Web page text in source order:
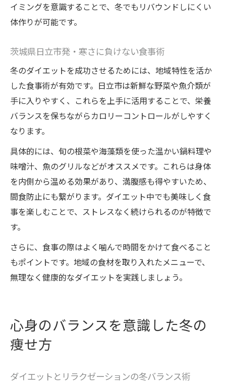
イミングを意識することで、冬でもリバウンドしにくい
体作りが可能です。
茨城県日立市発・寒さに負けない食事術
冬のダイエットを成功させるためには、地域特性を活か
した食事術が有効です。日立市は新鮮な野菜や魚介類が
手に入りやすく、これらを上手に活用することで、栄養
バランスを保ちながらカロリーコントロールがしやすく
なります。
具体的には、旬の根菜や海藻類を使った温かい鍋料理や
味噌汁、魚のグリルなどがオススメです。これらは身体
を内側から温める効果があり、満腹感も得やすいため、
間食防止にも繋がります。ダイエット中でも美味しく食
事を楽しむことで、ストレスなく続けられるのが特徴で
す。
さらに、食事の際はよく噛んで時間をかけて食べること
もポイントです。地域の食材を取り入れたメニューで、
無理なく健康的なダイエットを実践しましょう。
心身のバランスを意識した冬の
痩せ方
ダイエットとリラクゼーションの冬バランス術